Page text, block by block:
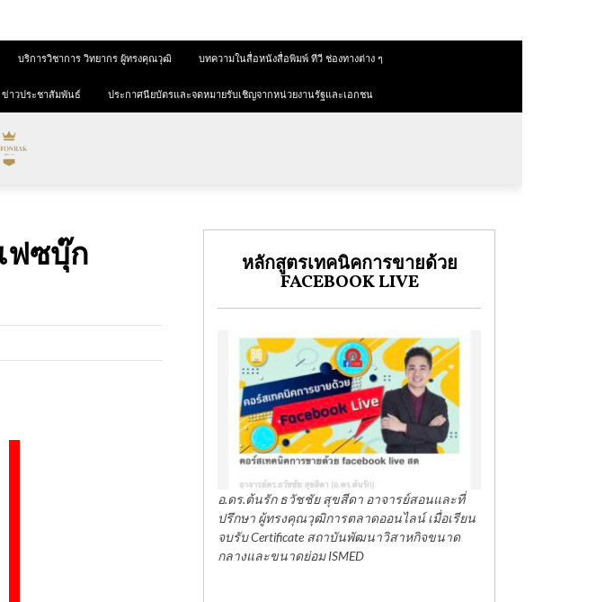
บริการวิชาการ วิทยากร ผู้ทรงคุณวุฒิ บทความในสื่อหนังสื่อพิมพ์ ทีวี ช่องทางต่าง ๆ
ข่าวประชาสัมพันธ์ ประกาศนียบัตรและจดหมายรับเชิญจากหน่วยงานรัฐและเอกชน
ฟซบุ๊ก
หลักสูตรเทคนิคการขายด้วย
FACEBOOK LIVE
อ.ดร.ต้นรัก ธวัชชัย สุขสีดา อาจารย์สอนและที่
ปรึกษา ผู้ทรงคุณวุฒิการตลาดออนไลน์ เมื่อเรียน
จบรับ Certificate สถาบันพัฒนาวิสาหกิจขนาด
กลางและขนาดย่อม ISMED